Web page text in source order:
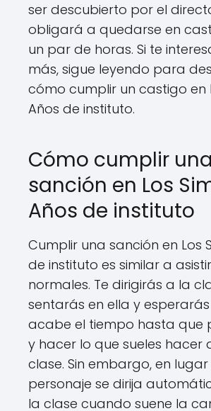
ser descubierto por el
obligará a quedarse en
un par de horas. Si te
más, sigue leyendo para
cómo cumplir un castigo en
Años de instituto.
Cómo cumplir una
sanción en Los
Años de instituto
Cumplir una sanción en Los
de instituto es similar a
normales. Te dirigirás a la
sentarás en ella y
acabe el tiempo hasta que
y hacer lo que sueles hacer
clase. Sin embargo, en
personaje se dirija
la clase cuando suene la